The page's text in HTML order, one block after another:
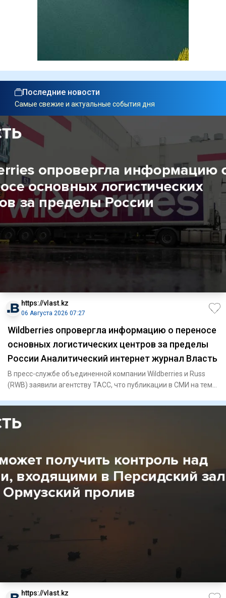
Последние новости
Самые свежие и актуальные события дня
https://vlast.kz
06 Августа 2026 07:27
Wildberries опровергла информацию о переносе
основных логистических центров за пределы
России Аналитический интернет журнал Власть
В пресс-службе объединенной компании Wildberries и Russ
(RWB) заявили агентству ТАСС, что публикации в СМИ на тему
https://vlast.kz